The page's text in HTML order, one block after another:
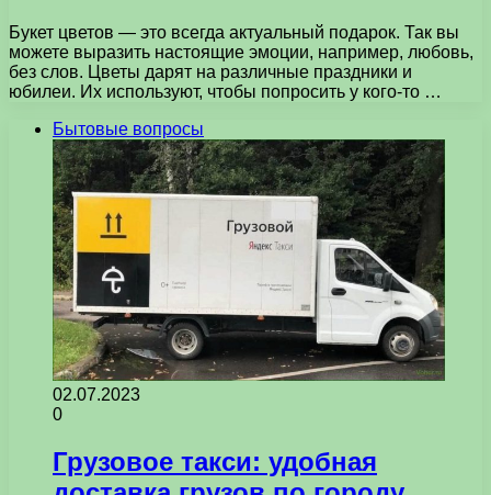
Букет цветов — это всегда актуальный подарок. Так вы
можете выразить настоящие эмоции, например, любовь,
без слов. Цветы дарят на различные праздники и
юбилеи. Их используют, чтобы попросить у кого-то …
Бытовые вопросы
02.07.2023
0
Грузовое такси: удобная